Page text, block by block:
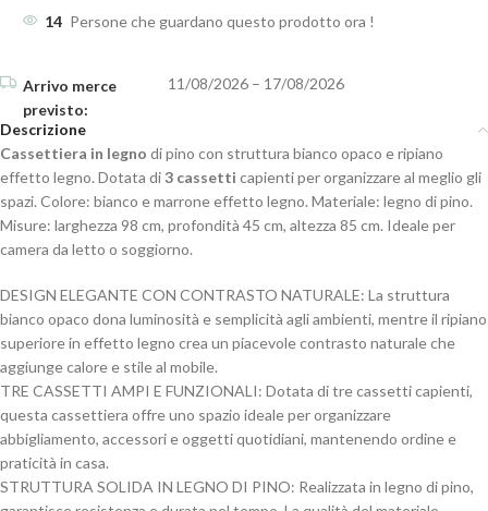
14 Persone che guardano questo prodotto ora !
11/08/2026 – 17/08/2026
Descrizione
Cassettiera in legno di pino con struttura bianco opaco e ripiano
effetto legno. Dotata di3 cassetti capienti per organizzare al meglio gli
spazi. Colore: bianco e marrone effetto legno. Materiale: legno di pino.
Misure: larghezza 98 cm, profondità 45 cm, altezza 85 cm. Ideale per
camera da letto o soggiorno.
DESIGN ELEGANTE CON CONTRASTO NATURALE: La struttura
bianco opaco dona luminosità e semplicità agli ambienti, mentre il ripiano
superiore in effetto legno crea un piacevole contrasto naturale che
aggiunge calore e stile al mobile.
TRE CASSETTI AMPI E FUNZIONALI: Dotata di tre cassetti capienti,
questa cassettiera offre uno spazio ideale per organizzare
abbigliamento, accessori e oggetti quotidiani, mantenendo ordine e
praticità in casa.
STRUTTURA SOLIDA IN LEGNO DI PINO: Realizzata in legno di pino,